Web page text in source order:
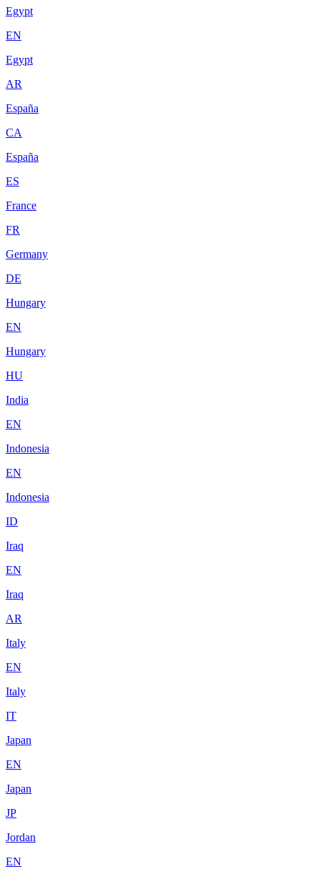
Egypt
EN
Egypt
AR
España
CA
España
ES
France
FR
Germany
DE
Hungary
EN
Hungary
HU
India
EN
Indonesia
EN
Indonesia
ID
Iraq
EN
Iraq
AR
Italy
EN
Italy
IT
Japan
EN
Japan
JP
Jordan
EN